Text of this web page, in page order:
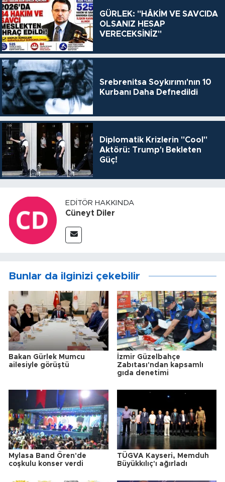
GÜRLEK: "HÂKİM VE SAVCIDA
OLSANIZ HESAP
VERECEKSİNİZ"
Srebrenitsa Soykırımı'nın 10
Kurbanı Daha Defnedildi
Diplomatik Krizlerin "Cool"
Aktörü: Trump'ı Bekleten
Güç!
EDITÖR HAKKINDA
Cüneyt Diler
Bunlar da ilginizi çekebilir
Bakan Gürlek Mumcu
ailesiyle görüştü
İzmir Güzelbahçe
Zabıtası'ndan kapsamlı
gıda denetimi
Mylasa Band Ören'de
coşkulu konser verdi
TÜGVA Kayseri, Memduh
Büyükkılıç'ı ağırladı